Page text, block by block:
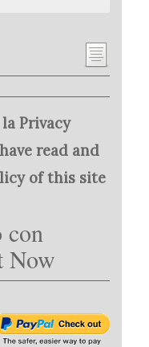
Privacy
read and
of this site
con
Now